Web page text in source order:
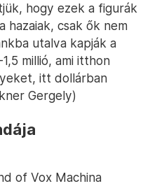
hogy ezek a figurák
hazaiak, csak ők nem
utalva kapják a
millió, ami itthon
itt dollárban
Gergely)
of Vox Machina